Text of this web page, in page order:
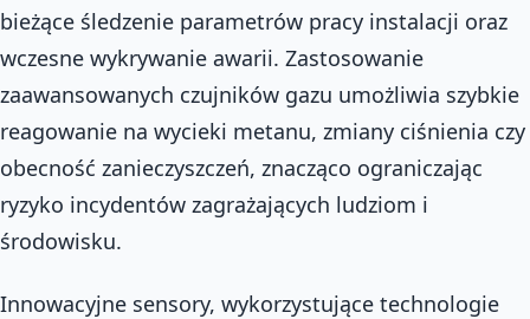
bieżące śledzenie parametrów pracy instalacji oraz
wczesne wykrywanie awarii. Zastosowanie
zaawansowanych czujników gazu umożliwia szybkie
reagowanie na wycieki metanu, zmiany ciśnienia czy
obecność zanieczyszczeń, znacząco ograniczając
ryzyko incydentów zagrażających ludziom i
środowisku.
Innowacyjne sensory, wykorzystujące technologie